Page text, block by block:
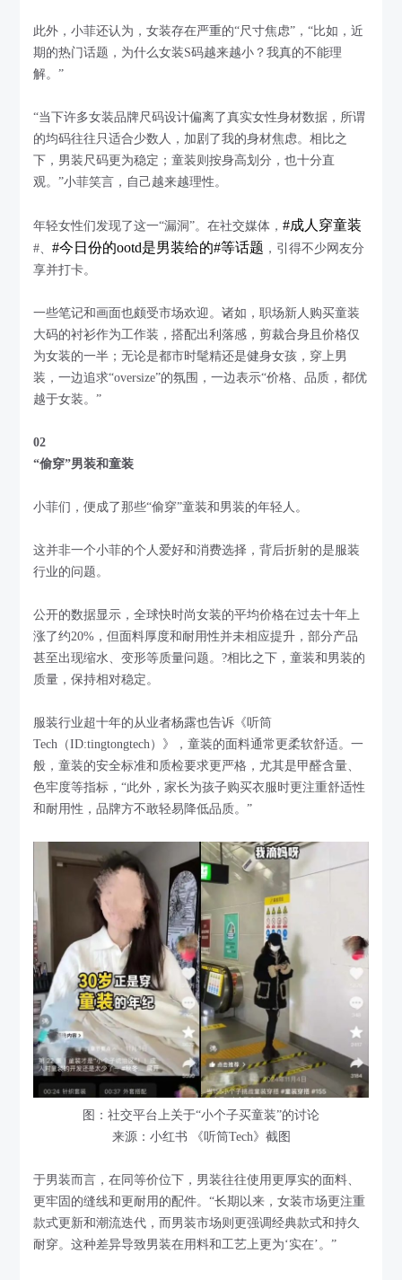
此外，小菲还认为，女装存在严重的“尺寸焦虑”，“比如，近
期的热门话题，为什么女装S码越来越小？我真的不能理
解。”
“当下许多女装品牌尺码设计偏离了真实女性身材数据，所谓
的均码往往只适合少数人，加剧了我的身材焦虑。相比之
下，男装尺码更为稳定；童装则按身高划分，也十分直
观。”小菲笑言，自己越来越理性。
年轻女性们发现了这一“漏洞”。在社交媒体，#成人穿童装
#、#今日份的ootd是男装给的#等话题 ，引得不少网友分
享并打卡。
一些笔记和画面也颇受市场欢迎。诸如，职场新人购买童装
大码的衬衫作为工作装，搭配出利落感，剪裁合身且价格仅
为女装的一半；无论是都市时髦精还是健身女孩，穿上男
装，一边追求“oversize”的氛围，一边表示“价格、品质，都优
越于女装。”
02
“偷穿”男装和童装
小菲们，便成了那些“偷穿”童装和男装的年轻人。
这并非一个小菲的个人爱好和消费选择，背后折射的是服装
行业的问题。
公开的数据显示，全球快时尚女装的平均价格在过去十年上
涨了约20%，但面料厚度和耐用性并未相应提升，部分产品
甚至出现缩水、变形等质量问题。?相比之下，童装和男装的
质量，保持相对稳定。
服装行业超十年的从业者杨露也告诉《听筒
Tech（ID:tingtongtech）》，童装的面料通常更柔软舒适。一
般，童装的安全标准和质检要求更严格，尤其是甲醛含量、
色牢度等指标，“此外，家长为孩子购买衣服时更注重舒适性
和耐用性，品牌方不敢轻易降低品质。”
图：社交平台上关于“小个子买童装”的讨论
来源：小红书 《听筒Tech》截图
于男装而言，在同等价位下，男装往往使用更厚实的面料、
更牢固的缝线和更耐用的配件。“长期以来，女装市场更注重
款式更新和潮流迭代，而男装市场则更强调经典款式和持久
耐穿。这种差异导致男装在用料和工艺上更为‘实在’。”